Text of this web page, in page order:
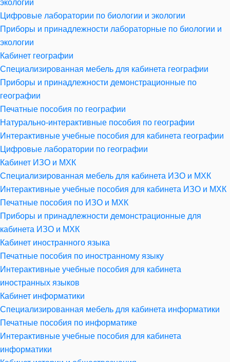
экологии
Цифровые лаборатории по биологии и экологии
Приборы и принадлежности лабораторные по биологии и
экологии
Кабинет географии
Специализированная мебель для кабинета географии
Приборы и принадлежности демонстрационные по
географии
Печатные пособия по географии
Натурально-интерактивные пособия по географии
Интерактивные учебные пособия для кабинета географии
Цифровые лаборатории по географии
Кабинет ИЗО и МХК
Специализированная мебель для кабинета ИЗО и МХК
Интерактивные учебные пособия для кабинета ИЗО и МХК
Печатные пособия по ИЗО и МХК
Приборы и принадлежности демонстрационные для
кабинета ИЗО и МХК
Кабинет иностранного языка
Печатные пособия по иностранному языку
Интерактивные учебные пособия для кабинета
иностранных языков
Кабинет информатики
Специализированная мебель для кабинета информатики
Печатные пособия по информатике
Интерактивные учебные пособия для кабинета
информатики